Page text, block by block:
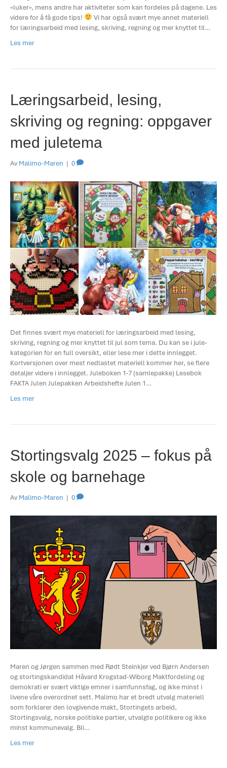
«luker», mens andre har aktiviteter som kan fordeles på dagene. Les
videre for å få gode tips!
Vi har også svært mye annet materiell
for læringsarbeid med lesing, skriving, regning og mer knyttet til…
Les mer
Læringsarbeid, lesing,
skriving og regning: oppgaver
med juletema
Av Malimo-Maren | 0
Det finnes svært mye materiell for læringsarbeid med lesing,
skriving, regning og mer knyttet til jul som tema. Du kan se i jule-
kategorien for en full oversikt, eller lese mer i dette innlegget.
Kortversjonen over mest nedlastet materiell kommer her, se flere
detaljer videre i innlegget. Juleboken 1-7 (samlepakke) Lesebok
FAKTA Julen Julepakken Arbeidshefte Julen 1…
Les mer
Stortingsvalg 2025 – fokus på
skole og barnehage
Av Malimo-Maren | 0
Maren og Jørgen sammen med Rødt Steinkjer ved Bjørn Andersen
og stortingskandidat Håvard Krogstad-Wiborg Maktfordeling og
demokrati er svært viktige emner i samfunnsfag, og ikke minst i
livene våre overordnet sett. Malimo har et bredt utvalg materiell
som forklarer den lovgivende makt, Stortingets arbeid,
Stortingsvalg, norske politiske partier, utvalgte politikere og ikke
minst kommunevalg. Bli…
Les mer